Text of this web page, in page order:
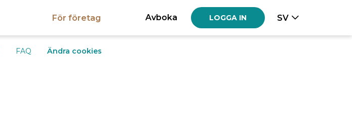
För företag Avboka LOGGA IN SV
FAQ Ändra cookies